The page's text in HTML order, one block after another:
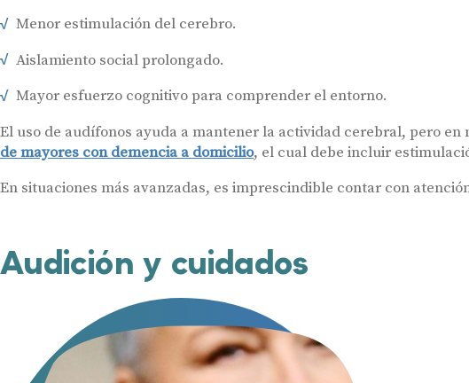
Menor estimulación del cerebro.
Aislamiento social prolongado.
Mayor esfuerzo cognitivo para comprender el entorno.
El uso de audífonos ayuda a mantener la actividad cerebral, pero
de mayores con demencia a domicilio, el cual debe incluir
En situaciones más avanzadas, es imprescindible contar con
Audición y cuidados